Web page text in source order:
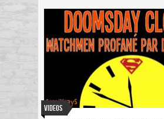
Videos